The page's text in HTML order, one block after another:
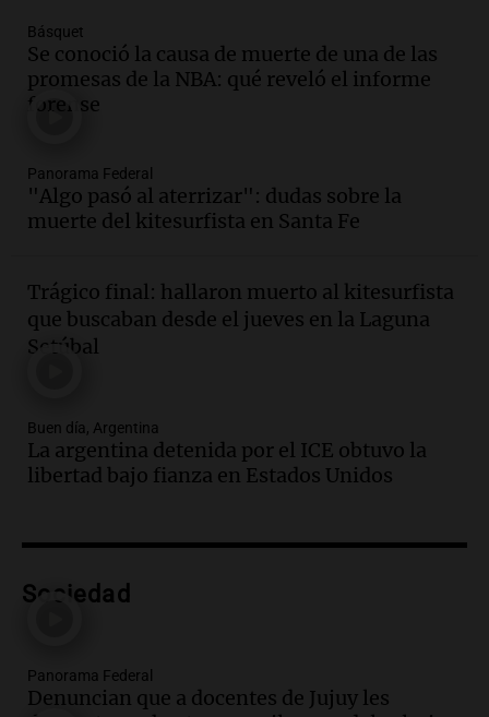
Audio. Desayuno ideal: nutrición
personalizada y diversidad para romper
el ayuno nocturno
Panorama Federal
Audio.Altas Cumbres: rescataron a una
cabra que llevaba ocho días atrapada en
un precipicio
Audio.Matías, un inmigrante temoroso
ante la detención y deportación en
Estados Unidos
Audio.Chile planteó mejorar la
conectividad fronteriza, aérea y digital
con Jujuy
qué crece el consumo de alimentos con
Episodios
Audio. Investigan un asalto millonario a
Básquet
Se conoció la causa de muerte de una de las
promesas de la NBA: qué reveló el informe
forense
Panorama Federal
"Algo pasó al aterrizar": dudas sobre la
muerte del kitesurfista en Santa Fe
Trágico final: hallaron muerto al kitesurfista
que buscaban desde el jueves en la Laguna
Setúbal
Buen día, Argentina
La argentina detenida por el ICE obtuvo la
libertad bajo fianza en Estados Unidos
Sociedad
Panorama Federal
Denuncian que a docentes de Jujuy les